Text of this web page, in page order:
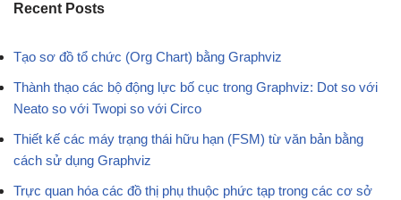
Recent Posts
Tạo sơ đồ tổ chức (Org Chart) bằng Graphviz
Thành thạo các bộ động lực bố cục trong Graphviz: Dot so với
Neato so với Twopi so với Circo
Thiết kế các máy trạng thái hữu hạn (FSM) từ văn bản bằng
cách sử dụng Graphviz
Trực quan hóa các đồ thị phụ thuộc phức tạp trong các cơ sở